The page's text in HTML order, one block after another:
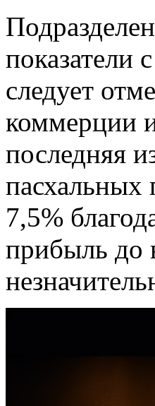
показатели
следует
коммерции
последняя
пасхальных
7,5%
прибыль до